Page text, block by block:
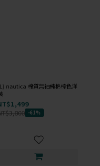
nautica 棉質無袖純棉棕色洋
-61%